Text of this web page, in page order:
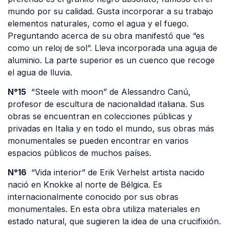
mundo por su calidad. Gusta incorporar a su trabajo
elementos naturales, como el agua y el fuego.
Preguntando acerca de su obra manifestó que “es
como un reloj de sol”. Lleva incorporada una aguja de
aluminio. La parte superior es un cuenco que recoge
el agua de lluvia.
N°15 “Steele with moon” de Alessandro Canú,
profesor de escultura de nacionalidad italiana. Sus
obras se encuentran en colecciones públicas y
privadas en Italia y en todo el mundo, sus obras más
monumentales se pueden encontrar en varios
espacios públicos de muchos países.
N°16 “Vida interior” de Erik Verhelst artista nacido
nació en Knokke al norte de Bélgica. Es
internacionalmente conocido por sus obras
monumentales. En esta obra utiliza materiales en
estado natural, que sugieren la idea de una crucifixión.